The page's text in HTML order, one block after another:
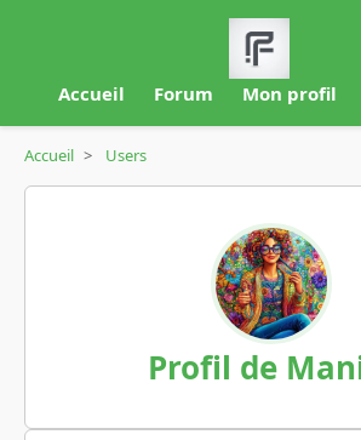
Accueil Forum Mon profil
Accueil > Users
Profil de